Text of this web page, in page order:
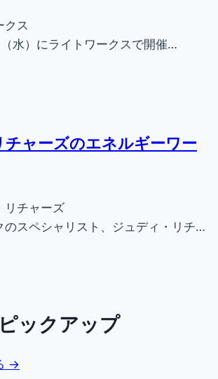
クス
水）にライトワークスで開催…
チャーズのエネルギーワー
リチャーズ
のスペシャリスト、ジュディ・リチ…
ックアップ
→